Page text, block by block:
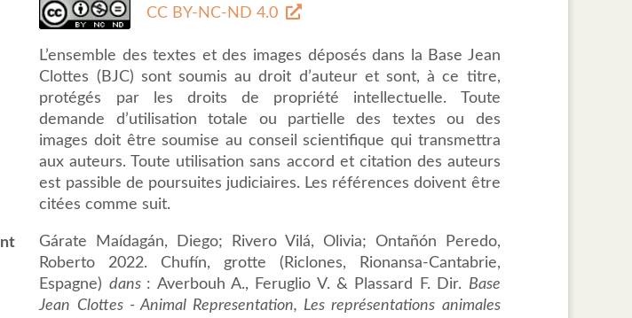
CC BY-NC-ND 4.0
L’ensemble des textes et des images déposés dans la Base Jean
Clottes (BJC) sont soumis au droit d’auteur et sont, à ce titre,
protégés par les droits de propriété intellectuelle. Toute
demande d’utilisation totale ou partielle des textes ou des
images doit être soumise au conseil scientifique qui transmettra
aux auteurs. Toute utilisation sans accord et citation des auteurs
est passible de poursuites judiciaires. Les références doivent être
citées comme suit.
Gárate Maídagán, Diego; Rivero Vilá, Olivia; Ontañón Peredo,
Roberto 2022. Chufín, grotte (Riclones, Rionansa-Cantabrie,
Espagne) dans : Averbouh A., Feruglio V. & Plassard F. Dir. Base
Jean Clottes - Animal Representation, Les représentations animales